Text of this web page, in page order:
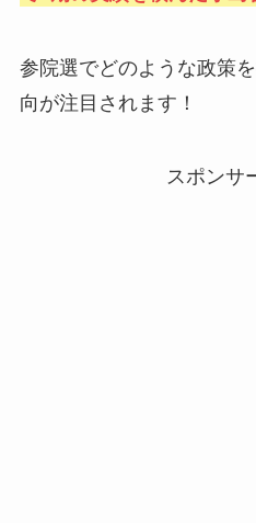
参院選でどのような政策
向が注目されます！
スポンサ